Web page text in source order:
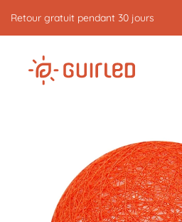
Retour gratuit pendant 30 jours